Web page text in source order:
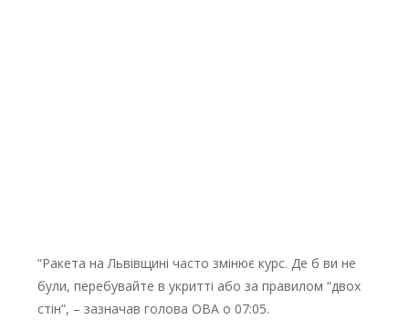
“Ракета на Львівщині часто змінює курс. Де б ви не
були, перебувайте в укритті або за правилом “двох
стін”, – зазначав голова ОВА о 07:05.